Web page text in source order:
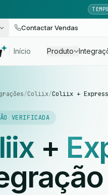
Contactar Vendas
Início Produto
/Coliix/Coliix +
VERIFICADA
+